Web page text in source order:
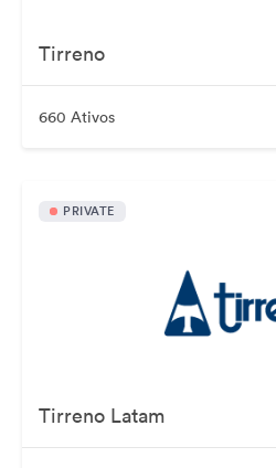
Tirreno
660 Ativos
PRIVATE
Tirreno Latam